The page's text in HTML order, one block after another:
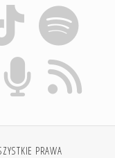
PRAWA